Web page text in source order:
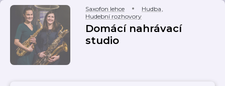
Saxofon lehce Hudba,
Hudební rozhovory
Domácí nahrávací
studio